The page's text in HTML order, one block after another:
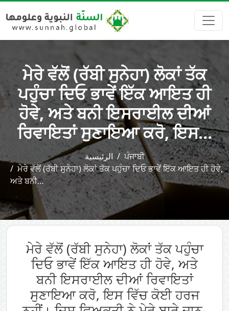
ਮੇਰੇ ਵੱਲੋਂ (ਰੱਬੀ ਸੁਨੇਹਾ) ਲੋਕਾਂ ਤੱਕ
ਪਹੁੰਚਾ ਦਿਓ ਭਾਵੇਂ ਇੱਕ ਆਇਤ ਹੀ
ਹੋਵੇ, ਅਤੇ ਬਨੀ ਇਸਰਾਈਲ ਦੀਆਂ
ਰਿਵਾਇਤਾਂ ਸੁਣਾਇਆ ਕਰੋ, ਇਸ…
الرئيسية
ਪੰਜਾਬੀ
ਮੇਰੇ ਵੱਲੋਂ (ਰੱਬੀ ਸੁਨੇਹਾ) ਲੋਕਾਂ ਤੱਕ ਪਹੁੰਚਾ ਦਿਓ ਭਾਵੇਂ ਇੱਕ ਆਇਤ ਹੀ ਹੋਵੇ,
ਅਤੇ ਬਨੀ…
ਮੇਰੇ ਵੱਲੋਂ (ਰੱਬੀ ਸੁਨੇਹਾ) ਲੋਕਾਂ ਤੱਕ ਪਹੁੰਚਾ
ਦਿਓ ਭਾਵੇਂ ਇੱਕ ਆਇਤ ਹੀ ਹੋਵੇ, ਅਤੇ
ਬਨੀ ਇਸਰਾਈਲ ਦੀਆਂ ਰਿਵਾਇਤਾਂ
ਸੁਣਾਇਆ ਕਰੋ, ਇਸ ਵਿੱਚ ਕੋਈ ਹਰਜ